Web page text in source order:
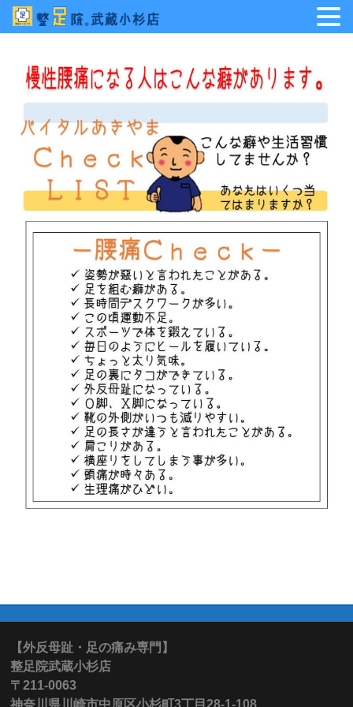
【外反母趾・足の痛み専門】
整足院武蔵小杉店
〒211-0063
神奈川県川崎市中原区小杉町3丁目28-1-108